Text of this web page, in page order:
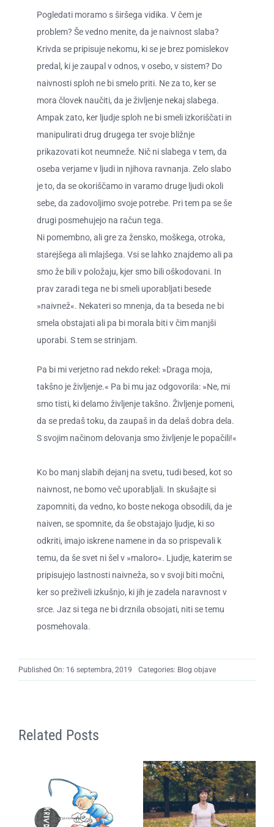
Pogledati moramo s širšega vidika. V čem je
problem? Še vedno menite, da je naivnost slaba?
Krivda se pripisuje nekomu, ki se je brez pomislekov
predal, ki je zaupal v odnos, v osebo, v sistem? Do
naivnosti sploh ne bi smelo priti. Ne za to, ker se
mora človek naučiti, da je življenje nekaj slabega.
Ampak zato, ker ljudje sploh ne bi smeli izkoriščati in
manipulirati drug drugega ter svoje bližnje
prikazovati kot neumneže. Nič ni slabega v tem, da
oseba verjame v ljudi in njihova ravnanja. Zelo slabo
je to, da se okoriščamo in varamo druge ljudi okoli
sebe, da zadovoljimo svoje potrebe. Pri tem pa se še
drugi posmehujejo na račun tega.
Ni pomembno, ali gre za žensko, moškega, otroka,
starejšega ali mlajšega. Vsi se lahko znajdemo ali pa
smo že bili v položaju, kjer smo bili oškodovani. In
prav zaradi tega ne bi smeli uporabljati besede
»naivnež«. Nekateri so mnenja, da ta beseda ne bi
smela obstajati ali pa bi morala biti v čim manjši
uporabi. S tem se strinjam.
Pa bi mi verjetno rad nekdo rekel: »Draga moja,
takšno je življenje.« Pa bi mu jaz odgovorila: »Ne, mi
smo tisti, ki delamo življenje takšno. Življenje pomeni,
da se predaš toku, da zaupaš in da delaš dobra dela.
S svojim načinom delovanja smo življenje le popačili!«
Ko bo manj slabih dejanj na svetu, tudi besed, kot so
naivnost, ne bomo več uporabljali. In skušajte si
zapomniti, da vedno, ko boste nekoga obsodili, da je
naiven, se spomnite, da še obstajajo ljudje, ki so
odkriti, imajo iskrene namene in da so prispevali k
temu, da še svet ni šel v »maloro«. Ljudje, katerim se
pripisujejo lastnosti naivneža, so v svoji biti močni,
ker so preživeli izkušnjo, ki jih je zadela naravnost v
srce. Jaz si tega ne bi drznila obsojati, niti se temu
posmehovala.
Published On: 16 septembra, 2019 Categories: Blog objave
Related Posts